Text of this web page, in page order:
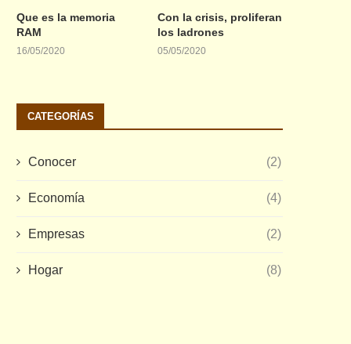
Que es la memoria
RAM
16/05/2020
Con la crisis, proliferan
los ladrones
05/05/2020
CATEGORÍAS
Conocer (2)
Economía (4)
Empresas (2)
Hogar (8)